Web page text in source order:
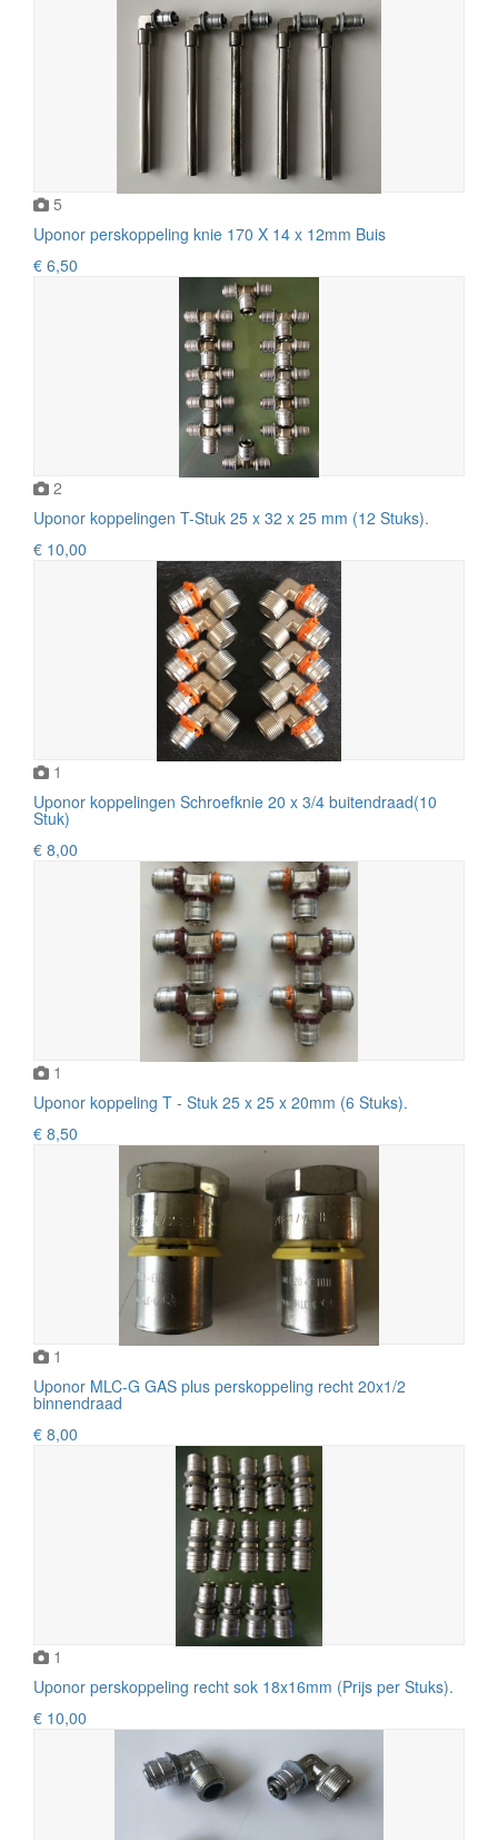
5
Uponor perskoppeling knie 170 X 14 x 12mm Buis
€ 6,50
2
Uponor koppelingen T-Stuk 25 x 32 x 25 mm (12 Stuks).
€ 10,00
1
Uponor koppelingen Schroefknie 20 x 3/4 buitendraad(10
Stuk)
€ 8,00
1
Uponor koppeling T - Stuk 25 x 25 x 20mm (6 Stuks).
€ 8,50
1
Uponor MLC-G GAS plus perskoppeling recht 20x1/2
binnendraad
€ 8,00
1
Uponor perskoppeling recht sok 18x16mm (Prijs per Stuks).
€ 10,00